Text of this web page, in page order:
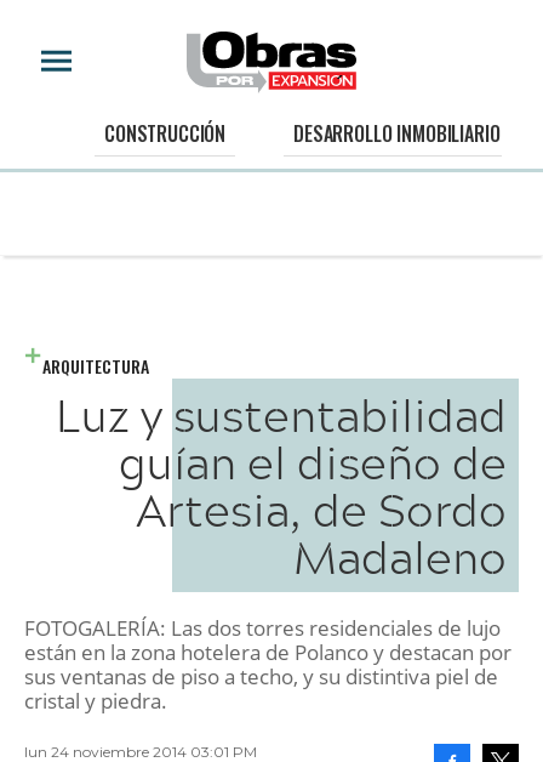
CONSTRUCCIÓN DESARROLLO INMOBILIARIO
ARQUITECTURA
Luz y sustentabilidad
guían el diseño de
Artesia, de Sordo
Madaleno
FOTOGALERÍA: Las dos torres residenciales de lujo
están en la zona hotelera de Polanco y destacan por
sus ventanas de piso a techo, y su distintiva piel de
cristal y piedra.
lun 24 noviembre 2014 03:01 PM